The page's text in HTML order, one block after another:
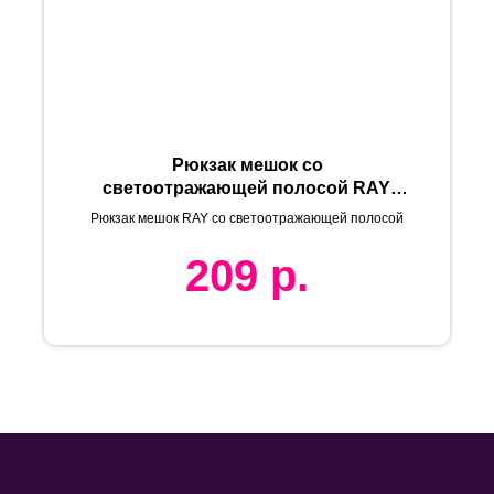
Рюкзак мешок со
светоотражающей полосой RAY,
белый, 35*41 см, полиэстер 210D
Рюкзак мешок RAY со светоотражающей полосой
209 р.